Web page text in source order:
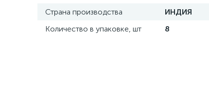
Страна производства
ИНДИЯ
Количество в упаковке, шт
8